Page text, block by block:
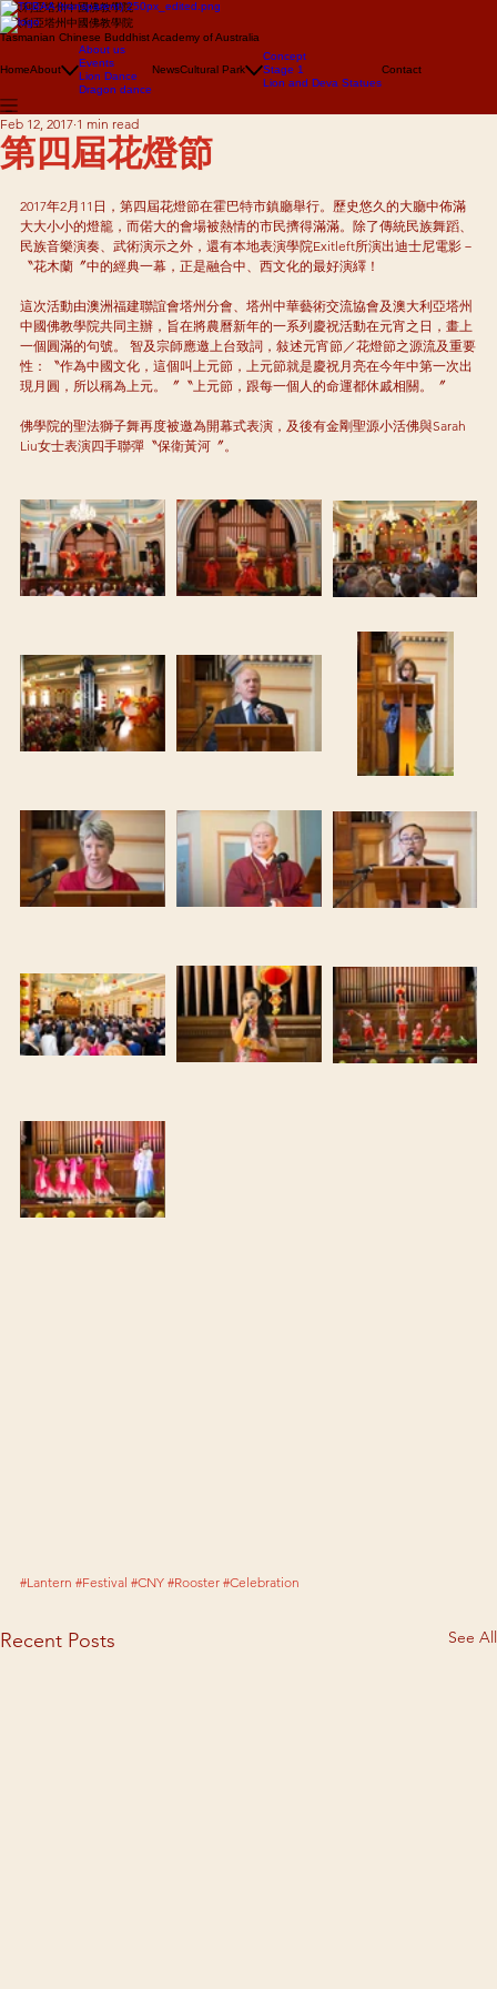
澳大利亞塔州中國佛教學院
澳大利亞塔州中國佛教學院
Tasmanian Chinese Buddhist Academy of Australia
HomeAbout
About us
Events
Lion Dance
Dragon dance
NewsCultural Park
Concept
Stage 1
Lion and Deva Statues
Contact
第四屆花燈節
Feb 12, 2017 1 min read
2017年2月11日，第四屆花燈節在霍巴特市鎮廳舉行。歷史悠久的大廳中佈滿
大大小小的燈籠，而偌大的會場被熱情的市民擠得滿滿。除了傳統民族舞蹈、
民族音樂演奏、武術演示之外，還有本地表演學院Exitleft所演出迪士尼電影－
〝花木蘭〞中的經典一幕，正是融合中、西文化的最好演繹！
這次活動由澳洲福建聯誼會塔州分會、塔州中華藝術交流協會及澳大利亞塔州
中國佛教學院共同主辦，旨在將農曆新年的一系列慶祝活動在元宵之日，畫上
一個圓滿的句號。 智及宗師應邀上台致詞，敍述元宵節／花燈節之源流及重要
性：〝作為中國文化，這個叫上元節，上元節就是慶祝月亮在今年中第一次出
現月圓，所以稱為上元。〞〝上元節，跟每一個人的命運都休戚相關。〞
佛學院的聖法獅子舞再度被邀為開幕式表演，及後有金剛聖源小活佛與Sarah
Liu女士表演四手聯彈〝保衛黃河〞。
#Lantern #Festival #CNY #Rooster #Celebration
Recent Posts See All